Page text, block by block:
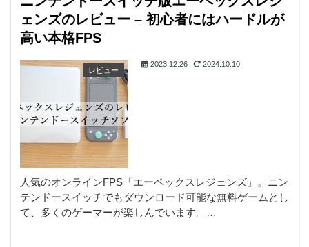
ェンズのレビュー – 初心者にはハードルが
高い本格FPS
レビュー
2023.12.26 2024.10.10
人気のオンラインFPS「エーペックスレジェンズ」。ニン
テンドースイッチでもダウンロード可能な無料ゲームとし
て、多くのゲーマーが楽しんでいます。…